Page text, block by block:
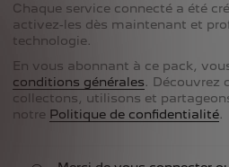
Chaque service connecté a été
activez-les dès maintenant et
technologie.
En vous abonnant à ce pack,
conditions générales .
collectons, utilisons et
notre Politique de confidentialité